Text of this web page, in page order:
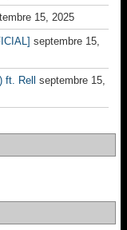
15, 2025
septembre 15,
ft. Rell
septembre 15,